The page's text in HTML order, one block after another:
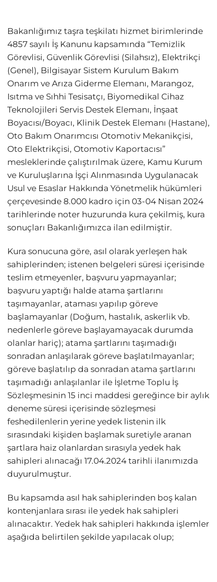
Bakanlığımız taşra teşkilatı hizmet birimlerinde
4857 sayılı İş Kanunu kapsamında “Temizlik
Görevlisi, Güvenlik Görevlisi (Silahsız), Elektrikçi
(Genel), Bilgisayar Sistem Kurulum Bakım
Onarım ve Arıza Giderme Elemanı, Marangoz,
Isıtma ve Sıhhi Tesisatçı, Biyomedikal Cihaz
Teknolojileri Servis Destek Elemanı, İnşaat
Boyacısı/Boyacı, Klinik Destek Elemanı (Hastane),
Oto Bakım Onarımcısı Otomotiv Mekanikçisi,
Oto Elektrikçisi, Otomotiv Kaportacısı”
mesleklerinde çalıştırılmak üzere, Kamu Kurum
ve Kuruluşlarına İşçi Alınmasında Uygulanacak
Usul ve Esaslar Hakkında Yönetmelik hükümleri
çerçevesinde 8.000 kadro için 03-04 Nisan 2024
tarihlerinde noter huzurunda kura çekilmiş, kura
sonuçları Bakanlığımızca ilan edilmiştir.
Kura sonucuna göre, asıl olarak yerleşen hak
sahiplerinden; istenen belgeleri süresi içerisinde
teslim etmeyenler, başvuru yapmayanlar;
başvuru yaptığı halde atama şartlarını
taşımayanlar, ataması yapılıp göreve
başlamayanlar (Doğum, hastalık, askerlik vb.
nedenlerle göreve başlayamayacak durumda
olanlar hariç); atama şartlarını taşımadığı
sonradan anlaşılarak göreve başlatılmayanlar;
göreve başlatılıp da sonradan atama şartlarını
taşımadığı anlaşılanlar ile İşletme Toplu İş
Sözleşmesinin 15 inci maddesi gereğince bir aylık
deneme süresi içerisinde sözleşmesi
feshedilenlerin yerine yedek listenin ilk
sırasındaki kişiden başlamak suretiyle aranan
şartlara haiz olanlardan sırasıyla yedek hak
sahipleri alınacağı 17.04.2024 tarihli ilanımızda
duyurulmuştur.
Bu kapsamda asıl hak sahiplerinden boş kalan
kontenjanlara sırası ile yedek hak sahipleri
alınacaktır. Yedek hak sahipleri hakkında işlemler
aşağıda belirtilen şekilde yapılacak olup;